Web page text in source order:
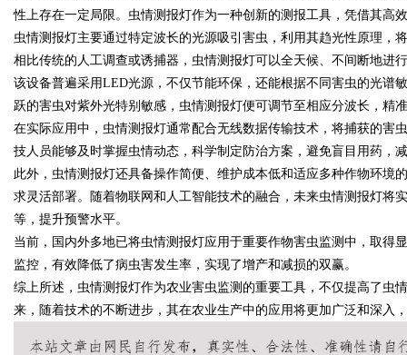
uz
!
性上存在一定局限。虫情测报灯作为一种创新的测报工具，凭借其高
虫情测报灯主要通过特定波长的光源吸引害虫，利用其趋光性原理，
相比传统的人工调查或诱捕器，虫情测报灯可以全天候、不间断地进
该设备普遍采用LED光源，不仅节能环保，还能根据不同害虫的光谱
跃的害虫对紫外光特别敏感，虫情测报灯便可调节至相应分波长，精
在实际应用中，虫情测报灯通常配合无线数据传输技术，将捕获的害
技人员能够及时掌握虫情动态，科学制定防治方案，避免盲目用药，
此外，虫情测报灯还具备操作简便、维护成本低和适应多种作物环境
求灵活部署。随着物联网和人工智能技术的融合，未来虫情测报灯将
等，提升预警水平。
当前，国内外多地已将虫情测报灯应用于重要作物害虫监测中，取得
监控，有效降低了病虫害发生率，实现了增产和减损的双赢。
综上所述，虫情测报灯作为农业害虫监测的重要工具，不仅提高了虫
来，随着技术的不断进步，其在农业生产中的应用将更加广泛和深入